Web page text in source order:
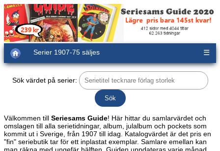
Serier 1907-75 säljes ☰
Sök värdet på serier:
Välkommen till Seriesams Guide! Här hittar du samlarvärdet och
omslagen till alla serietidningar, album, julalbum och pockets som
kommit ut i Sverige, från 1907 till idag. Katalogvärdet är det pris en
"fin" seriebutik tar för ett inplastat exemplar. Samlare emellan kan